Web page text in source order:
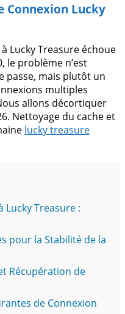
Connexion Lucky
Lucky Treasure échoue
le problème n’est
passe, mais plutôt un
multiples
allons décortiquer
Nettoyage du cache et
lucky treasure
Lucky Treasure :
pour la Stabilité de la
Récupération de
de Connexion